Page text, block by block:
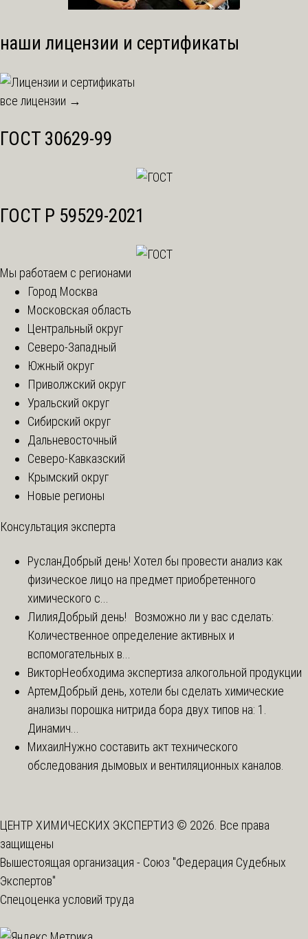
наши лицензии и сертификаты
все лицензии →
ГОСТ 30629-99
ГОСТ Р 59529-2021
Мы работаем с регионами
Город Москва
Московская область
Центральный округ
Северо-Западный
Южный округ
Приволжский округ
Уральский округ
Сибирский округ
Дальневосточный
Северо-Кавказский
Крымский округ
Новые регионы
Консультация эксперта
РусланДобрый день! Хотел бы провести анализ как
физическое лицо на предмет приобретенного
химического с...
ЛилияДобрый день! Возможно ли у вас сделать:
Количественное определение активных и
вспомогательных в...
ВикторНеобходима экспертиза алкогольной продукции
АртемДобрый день, хотели бы сделать химические
анализы порошка нитрида бора двух типов на: 1.
Динамич...
МихаилНужно составить акт технического
обследования дымовых и вентиляционных каналов.
ЦЕНТР ХИМИЧЕСКИХ ЭКСПЕРТИЗ © 2026. Все права
защищены
Вышестоящая организация - Союз "Федерация Судебных
Экспертов"
Спецоценка условий труда